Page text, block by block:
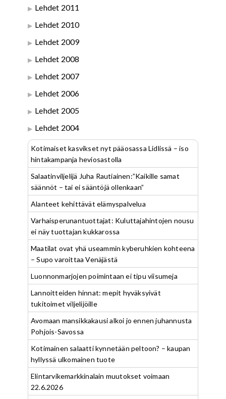
Lehdet 2011
Lehdet 2010
Lehdet 2009
Lehdet 2008
Lehdet 2007
Lehdet 2006
Lehdet 2005
Lehdet 2004
Kotimaiset kasvikset nyt pääosassa Lidlissä – iso
hintakampanja heviosastolla
Salaatinviljelijä Juha Rautiainen:”Kaikille samat
säännöt – tai ei sääntöjä ollenkaan”
Alanteet kehittävät elämyspalvelua
Varhaisperunantuottajat: Kuluttajahintojen nousu
ei näy tuottajan kukkarossa
Maatilat ovat yhä useammin kyberuhkien kohteena
– Supo varoittaa Venäjästä
Luonnonmarjojen poimintaan ei tipu viisumeja
Lannoitteiden hinnat: mepit hyväksyivät
tukitoimet viljelijöille
Avomaan mansikkakausi alkoi jo ennen juhannusta
Pohjois-Savossa
Kotimainen salaatti kynnetään peltoon? – kaupan
hyllyssä ulkomainen tuote
Elintarvikemarkkinalain muutokset voimaan
22.6.2026